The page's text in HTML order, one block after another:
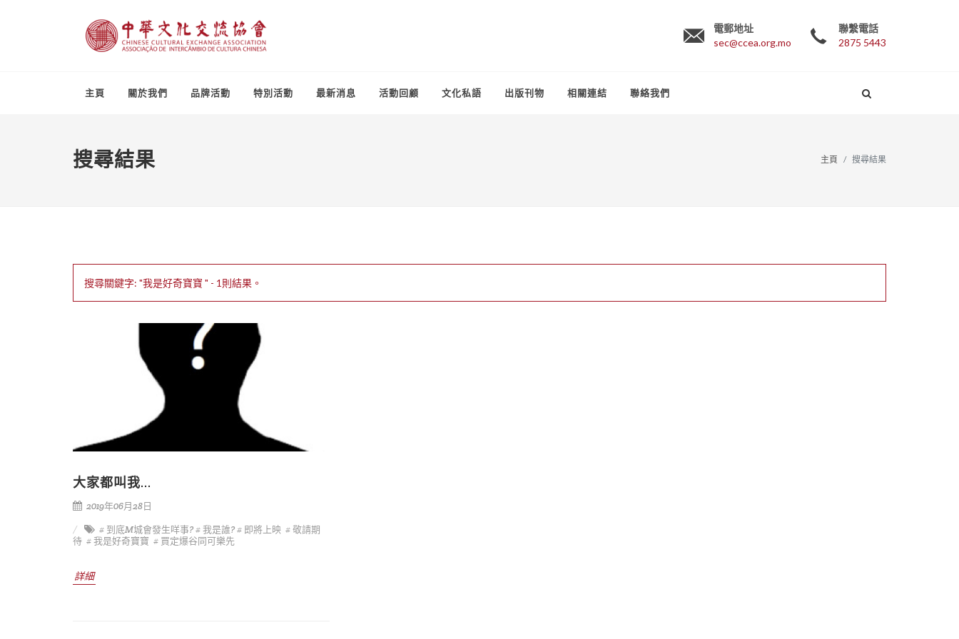
電郵地址
sec@ccea.org.mo
聯繫電話
2875 5443
主頁 關於我們 品牌活動 特別活動 最新消息 活動回顧 文化私語 出版刊物 相關連結 聯絡我們
搜尋結果 主頁 搜尋結果
搜尋關鍵字: "我是好奇寶寶 " - 1則結果。
大家都叫我...
2019年06月28日
# 到底M城會發生咩事?# 我是誰?# 即將上映 # 敬請期
待 # 我是好奇寶寶 # 買定爆谷同可樂先
詳細